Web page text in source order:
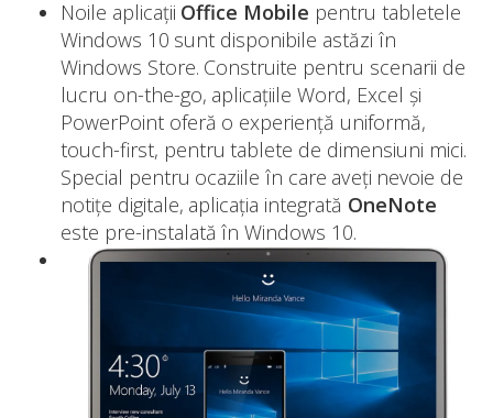
Noile aplicații Office Mobile pentru tabletele
Windows 10 sunt disponibile astăzi în
Windows Store. Construite pentru scenarii de
lucru on-the-go, aplicațiile Word, Excel şi
PowerPoint oferă o experiență uniformă,
touch-first, pentru tablete de dimensiuni mici.
Special pentru ocaziile în care aveți nevoie de
notițe digitale, aplicația integrată OneNote
este pre-instalată în Windows 10.